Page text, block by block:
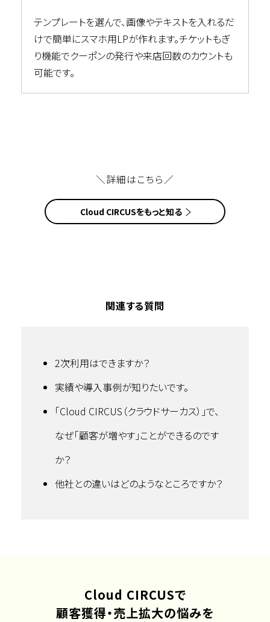
テンプレートを選んで、画像やテキストを入れるだ
けで簡単にスマホ用LPが作れます。チケットもぎ
り機能でクーポンの発行や来店回数のカウントも
可能です。
＼詳細はこちら／
Cloud CIRCUSをもっと知る
関連する質問
2次利用はできますか？
実績や導入事例が知りたいです。
「Cloud CIRCUS（クラウドサーカス）」で、
なぜ「顧客が増やす」ことができるのです
か？
他社との違いはどのようなところですか？
Cloud CIRCUSで
顧客獲得・売上拡大の悩みを